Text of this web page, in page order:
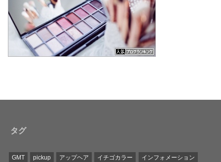
タグ
GMT pickup アップヘア イチゴカラー インフォメーション